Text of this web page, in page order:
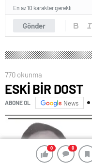
0 0
Gönder
En az 10 karakter gerekli
770 okunma
ESKİ BİR DOST
ABONE OL News
0 0